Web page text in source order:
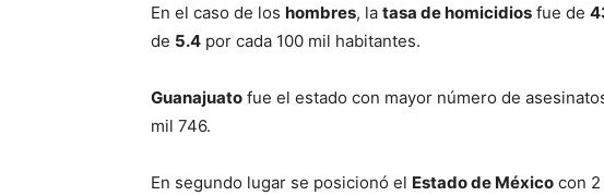
En el caso de los hombres, la tasa de homicidios fue de
de 5.4 por cada 100 mil habitantes.
Guanajuato fue el estado con mayor número de
mil 746.
En segundo lugar se posicionó el Estado de México con